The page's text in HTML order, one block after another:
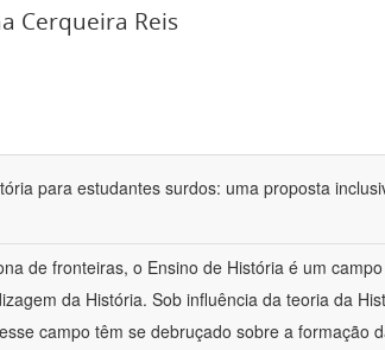
Cerqueira Reis
para estudantes surdos: uma proposta
de fronteiras, o Ensino de História é um
da História. Sob influência da teoria da
campo têm se debruçado sobre a formação